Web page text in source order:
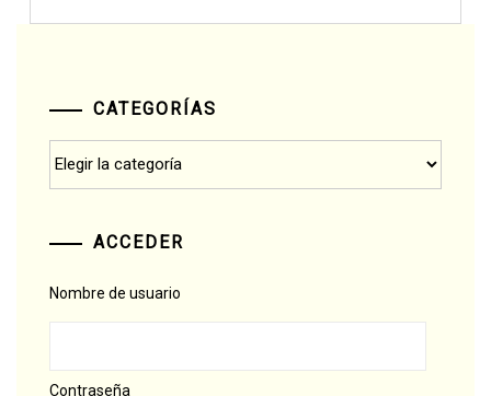
CATEGORÍAS
ACCEDER
Nombre de usuario
Contraseña